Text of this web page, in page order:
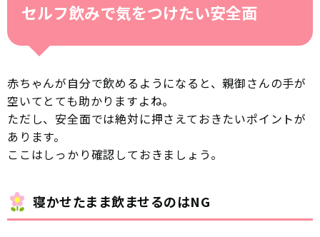
セルフ飲みで気をつけたい安全面
赤ちゃんが自分で飲めるようになると、親御さんの手が
空いてとても助かりますよね。
ただし、安全面では絶対に押さえておきたいポイントが
あります。
ここはしっかり確認しておきましょう。
寝かせたまま飲ませるのはNG